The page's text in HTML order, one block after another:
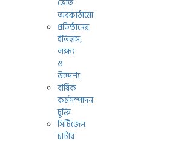
অবকাঠামো
প্রতিষ্ঠানের
ইতিহাস,
লক্ষ্য
ও
উদ্দেশ্য
বার্ষিক
কর্মসম্পাদন
চুক্তি
সিটিজেন
চার্টার